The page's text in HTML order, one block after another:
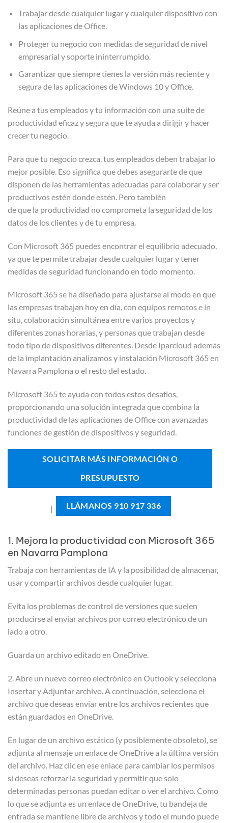
Trabajar desde cualquier lugar y cualquier dispositivo con
las aplicaciones de Office.
Proteger tu negocio con medidas de seguridad de nivel
empresarial y soporte ininterrumpido.
Garantizar que siempre tienes la versión más reciente y
segura de las aplicaciones de Windows 10 y Office.
Reúne a tus empleados y tu información con una suite de
productividad eficaz y segura que te ayuda a dirigir y hacer
crecer tu negocio.
Para que tu negocio crezca, tus empleados deben trabajar lo
mejor posible. Eso significa que debes asegurarte de que
disponen de las herramientas adecuadas para colaborar y ser
productivos estén donde estén. Pero también
de que la productividad no comprometa la seguridad de los
datos de los clientes y de tu empresa.
Con Microsoft 365 puedes encontrar el equilibrio adecuado,
ya que te permite trabajar desde cualquier lugar y tener
medidas de seguridad funcionando en todo momento.
Microsoft 365 se ha diseñado para ajustarse al modo en que
las empresas trabajan hoy en día, con equipos remotos e in
situ, colaboración simultánea entre varios proyectos y
diferentes zonas horarias, y personas que trabajan desde
todo tipo de dispositivos diferentes. Desde Iparcloud además
de la implantación analizamos y instalación Microsoft 365 en
Navarra Pamplona o el resto del estado.
Microsoft 365 te ayuda con todos estos desafíos,
proporcionando una solución integrada que combina la
productividad de las aplicaciones de Office con avanzadas
funciones de gestión de dispositivos y seguridad.
SOLICITAR MÁS INFORMACIÓN O
PRESUPUESTO
| LLÁMANOS 910 917 336
1. Mejora la productividad con Microsoft 365
en Navarra Pamplona
Trabaja con herramientas de IA y la posibilidad de almacenar,
usar y compartir archivos desde cualquier lugar.
Evita los problemas de control de versiones que suelen
producirse al enviar archivos por correo electrónico de un
lado a otro.
Guarda un archivo editado en OneDrive.
2. Abre un nuevo correo electrónico en Outlook y selecciona
Insertar y Adjuntar archivo. A continuación, selecciona el
archivo que deseas enviar entre los archivos recientes que
están guardados en OneDrive.
En lugar de un archivo estático (y posiblemente obsoleto), se
adjunta al mensaje un enlace de OneDrive a la última versión
del archivo. Haz clic en ese enlace para cambiar los permisos
si deseas reforzar la seguridad y permitir que solo
determinadas personas puedan editar o ver el archivo. Como
lo que se adjunta es un enlace de OneDrive, tu bandeja de
entrada se mantiene libre de archivos y todo el mundo puede